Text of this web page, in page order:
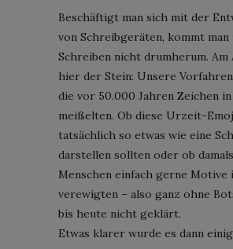
Beschäftigt man sich mit der
von Schreibgeräten, kommt man
Schreiben nicht drumherum. Am
hier der Stein: Unsere
die vor 50.000 Jahren Zeichen
meißelten. Ob diese Urzeit-
tatsächlich so etwas wie eine
darstellen sollten oder ob
Menschen einfach gerne Motive
verewigten – also ganz ohne
bis heute nicht geklärt.
Etwas klarer wurde es dann